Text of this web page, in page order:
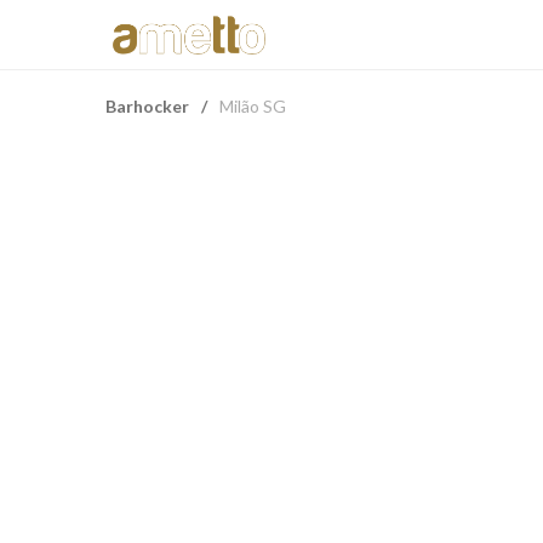
Barhocker / Milão SG